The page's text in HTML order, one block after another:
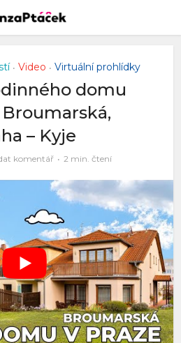
• Video • Virtuální prohlídky
domu
Broumarská,
– Kyje
komentář 2 min. čtení